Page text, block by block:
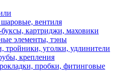
вентиля
картриджи, маховики
элементы, тэны
тройники, уголки, удлинители
крепления
пробки, фитинговые